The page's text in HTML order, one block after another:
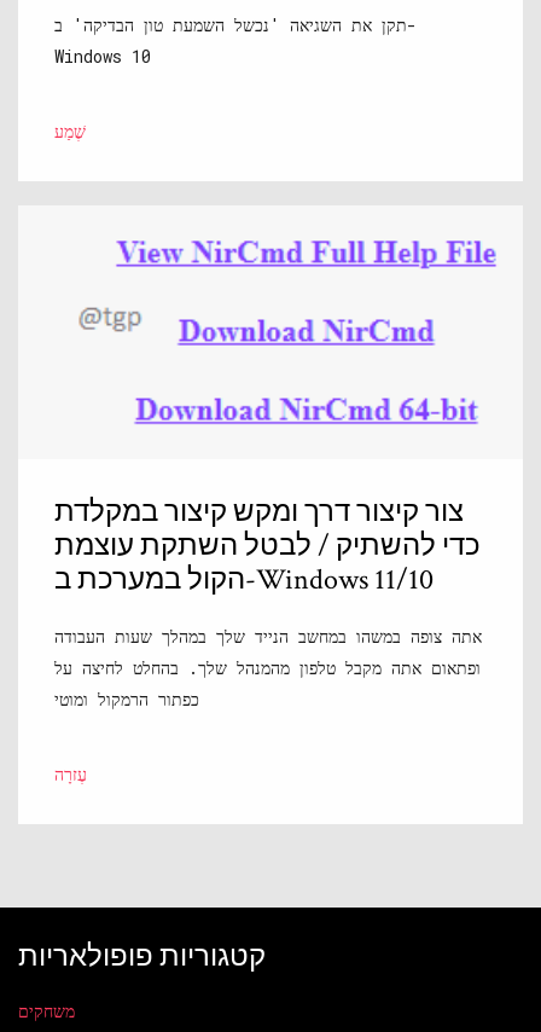
תקן את השגיאה 'נכשל השמעת טון הבדיקה' ב-
Windows 10
שֶׁמַע
צור קיצור דרך ומקש קיצור במקלדת
כדי להשתיק / לבטל השתקת עוצמת
הקול במערכת ב-Windows 11/10
אתה צופה במשהו במחשב הנייד שלך במהלך שעות העבודה
ופתאום אתה מקבל טלפון מהמנהל שלך. בהחלט לחיצה על
כפתור הרמקול ומוטי
עֶזרָה
קטגוריות פופולאריות
משחקים